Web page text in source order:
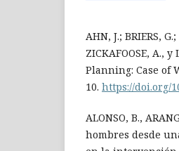
AHN, J.; BRIERS,
ZICKAFOOSE, A.,
Planning: Case of
10. https://doi.org/
ALONSO, B.,
hombres desde